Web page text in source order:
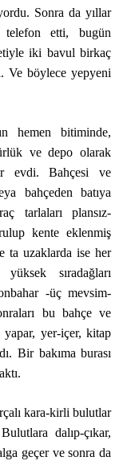
Sonra da yıllar
etti, bugün
iki bavul birkaç
Ve böylece yepyeni
hemen bitiminde,
ve depo olarak
evdi. Bahçesi ve
bahçeden batıya
tarlaları plansız-
kente eklenmiş
ta uzaklarda ise her
sıradağları
-üç mevsim-
bu bahçe ve
yapar, yer-içer, kitap
Bir bakıma burası
kara-kirli bulutlar
dalıp-çıkar,
geçer ve sonra da